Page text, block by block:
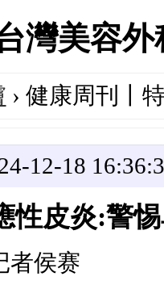
灣美容
› 健康周刊丨
12-18
性皮炎:警
者侯赛